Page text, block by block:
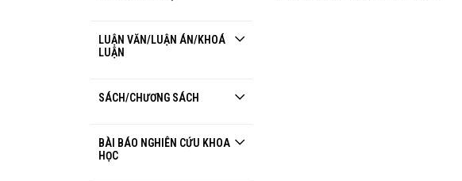
LUẬN VĂN/LUẬN ÁN/KHOÁ
LUẬN
SÁCH/CHƯƠNG SÁCH
BÀI BÁO NGHIÊN CỨU KHOA
HỌC